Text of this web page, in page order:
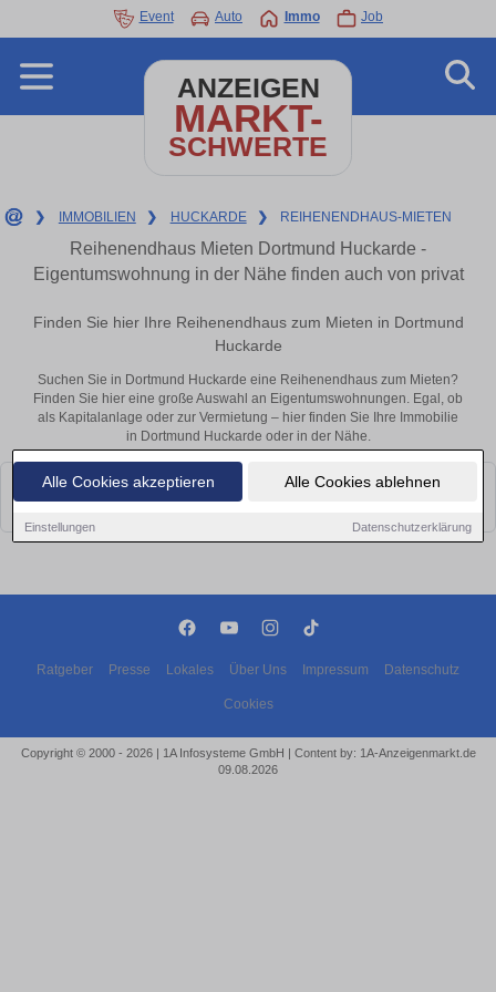
Alle Cookies akzeptieren Alle Cookies ablehnen
Einstellungen Datenschutzerklärung
Event Auto Immo Job
ANZEIGEN
MARKT-
SCHWERTE
❯ IMMOBILIEN ❯ HUCKARDE ❯ REIHENENDHAUS-MIETEN
Reihenendhaus Mieten Dortmund Huckarde -
Eigentumswohnung in der Nähe finden auch von privat
Finden Sie hier Ihre Reihenendhaus zum Mieten in Dortmund
Huckarde
Suchen Sie in Dortmund Huckarde eine Reihenendhaus zum Mieten?
Finden Sie hier eine große Auswahl an Eigentumswohnungen. Egal, ob
als Kapitalanlage oder zur Vermietung – hier finden Sie Ihre Immobilie
in Dortmund Huckarde oder in der Nähe.
Leider konnten wir derzeit keine passenden Objekte finden. Schauen Sie
bald wieder vorbei!
Ratgeber Presse Lokales Über Uns Impressum Datenschutz
Cookies
Copyright © 2000 - 2026 | 1A Infosysteme GmbH | Content by: 1A-Anzeigenmarkt.de
09.08.2026